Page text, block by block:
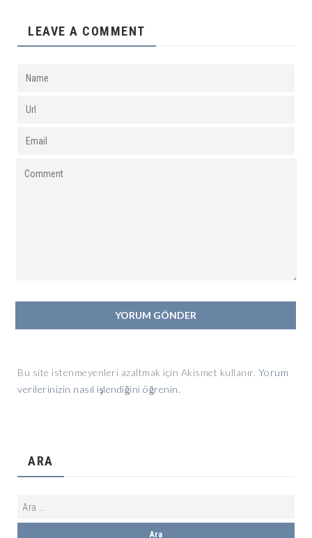
LEAVE A COMMENT
Bu site istenmeyenleri azaltmak için Akismet kullanır. Yorum
verilerinizin nasıl işlendiğini öğrenin.
ARA